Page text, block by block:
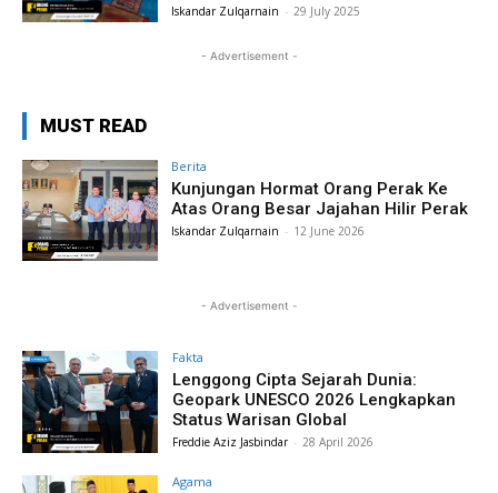
Iskandar Zulqarnain - 29 July 2025
- Advertisement -
MUST READ
Berita
Kunjungan Hormat Orang Perak Ke
Atas Orang Besar Jajahan Hilir Perak
Iskandar Zulqarnain - 12 June 2026
- Advertisement -
Fakta
Lenggong Cipta Sejarah Dunia:
Geopark UNESCO 2026 Lengkapkan
Status Warisan Global
Freddie Aziz Jasbindar - 28 April 2026
Agama